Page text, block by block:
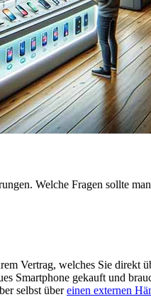
Welche Fragen sollte
Vertrag, welches Sie direkt
Smartphone gekauft und
selbst übereinen externen